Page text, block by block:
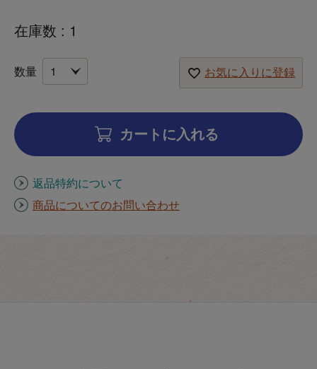
在庫数 1
お気に入りに登録
カートに入れる
返品特約について
商品についてのお問い合わせ